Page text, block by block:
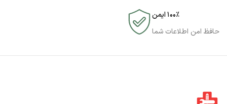
۱۰۰٪ ایمن
حافظ امن اطلاعات شما